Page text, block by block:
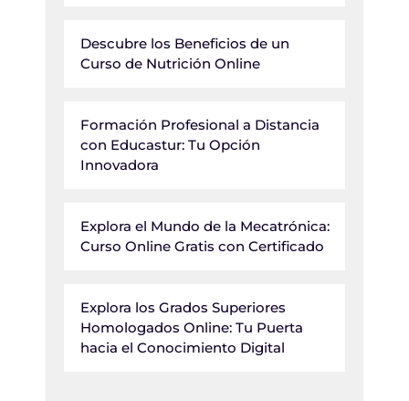
Descubre los Beneficios de un
Curso de Nutrición Online
Formación Profesional a Distancia
con Educastur: Tu Opción
Innovadora
Explora el Mundo de la Mecatrónica:
Curso Online Gratis con Certificado
Explora los Grados Superiores
Homologados Online: Tu Puerta
hacia el Conocimiento Digital